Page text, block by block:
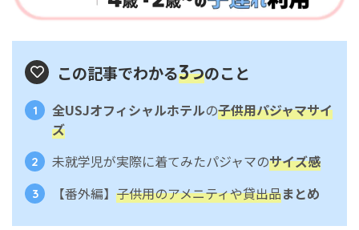
この記事でわかる3つのこと
全USJオフィシャルホテルの子供用パジャマサイ
ズ
未就学児が実際に着てみたパジャマのサイズ感
【番外編】 子供用のアメニティや貸出品まとめ